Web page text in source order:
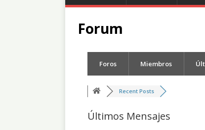
Forum
Foros Miembros
Recent Posts
Últimos Mensajes